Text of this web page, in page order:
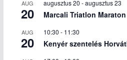
AUG
20
augusztus 20 -augusztus 23
Marcali Triatlon Maraton
AUG
20
10:30 - 11:30
Kenyér szentelés